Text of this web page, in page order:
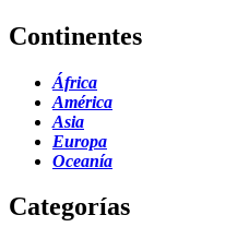
Continentes
África
América
Asia
Europa
Oceanía
Categorías